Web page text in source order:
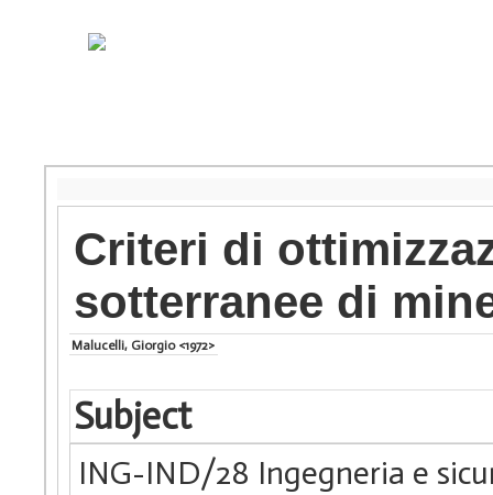
Criteri di
sotterranee di
Malucelli, Giorgio <1972>
Subject
ING-IND/28 Ingegneria e